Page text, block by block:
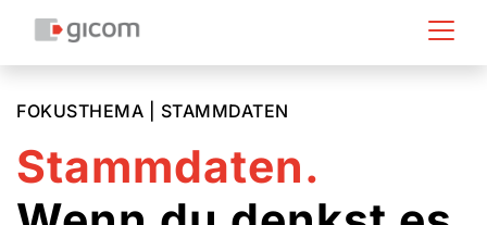
FOKUSTHEMA | STAMMDATEN
Stammdaten.